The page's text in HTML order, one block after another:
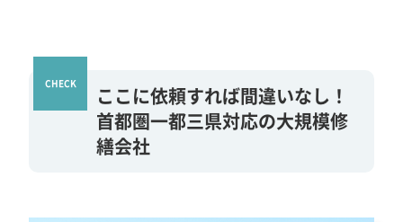
ここに依頼すれば間違いなし！
首都圏一都三県対応の大規模修
繕会社